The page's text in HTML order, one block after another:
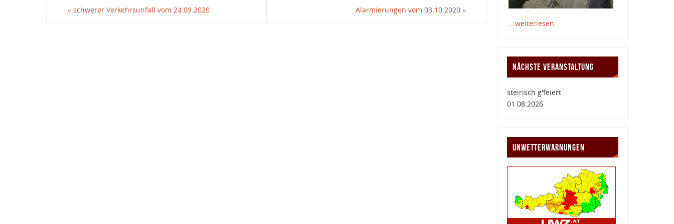
« schwerer Verkehrsunfall vom 24.09.2020 Alarmierungen vom 03.10.2020 »
... weiterlesen
NÄCHSTE VERANSTALTUNG
steirisch g'feiert
01.08.2026
UNWETTERWARNUNGEN